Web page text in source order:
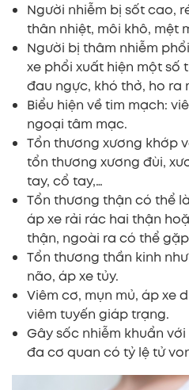
Người nhiễm bị sốt cao,
thân nhiệt, môi khô, mệt
Người bị thâm nhiễm
xe phổi xuất hiện một số
đau ngực, khó thở, ho ra
Biểu hiện về tim mạch:
ngoại tâm mạc.
Tổn thương xương khớp
tổn thương xương đùi,
tay, cổ tay,…
Tổn thương thận có thể
áp xe rải rác hai thận
thận, ngoài ra có thể
Tổn thương thần kinh
não, áp xe tủy.
Viêm cơ, mụn mủ, áp xe
viêm tuyến giáp trạng.
Gây sốc nhiễm khuẩn
đa cơ quan có tỷ lệ tử